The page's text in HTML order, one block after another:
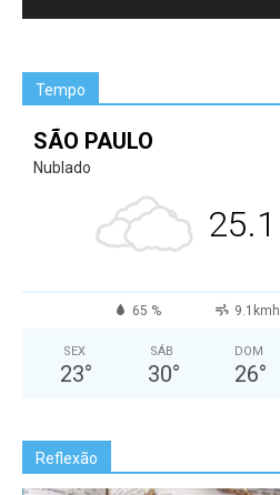
Tempo
SÃO PAULO
Nublado
25.1
65 % 9.1kmh
SEX
23°
SÁB
30°
DOM
26°
Reflexão